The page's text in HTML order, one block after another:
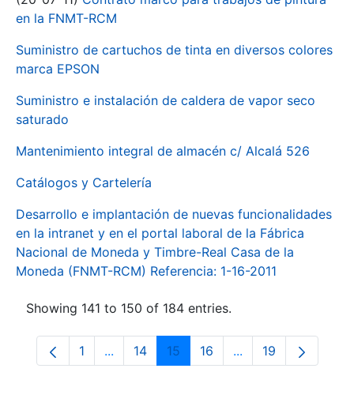
en la FNMT-RCM
Suministro de cartuchos de tinta en diversos colores
marca EPSON
Suministro e instalación de caldera de vapor seco
saturado
Mantenimiento integral de almacén c/ Alcalá 526
Catálogos y Cartelería
Desarrollo e implantación de nuevas funcionalidades
en la intranet y en el portal laboral de la Fábrica
Nacional de Moneda y Timbre-Real Casa de la
Moneda (FNMT-RCM) Referencia: 1-16-2011
Showing 141 to 150 of 184 entries.
Page
1 ...Intermediate Pages Use TAB to navigate.
Page
14 Page
15 Page
16 ...Intermediate
Page
19